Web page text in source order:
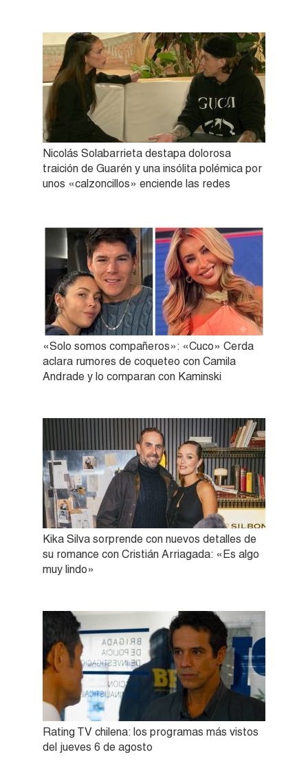
Nicolás Solabarrieta destapa dolorosa
traición de Guarén y una insólita polémica por
unos «calzoncillos» enciende las redes
«Solo somos compañeros»: «Cuco» Cerda
aclara rumores de coqueteo con Camila
Andrade y lo comparan con Kaminski
Kika Silva sorprende con nuevos detalles de
su romance con Cristián Arriagada: «Es algo
muy lindo»
Rating TV chilena: los programas más vistos
del jueves 6 de agosto